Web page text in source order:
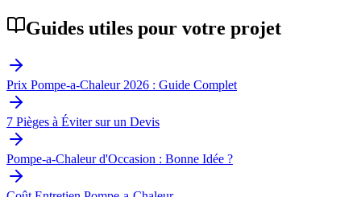
Guides utiles pour votre projet
Prix Pompe-a-Chaleur 2026 : Guide Complet
7 Pièges à Éviter sur un Devis
Pompe-a-Chaleur d'Occasion : Bonne Idée ?